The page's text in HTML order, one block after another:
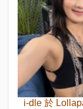
i-dle 於